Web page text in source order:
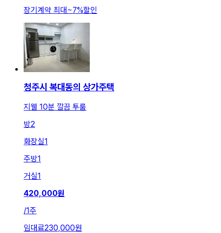
장기계약 최대 ~7%할인
청주시 복대동의 상가주택
지웰 10분 깔끔 투룸
방2
화장실1
주방1
거실1
420,000원
/1주
임대료230,000원